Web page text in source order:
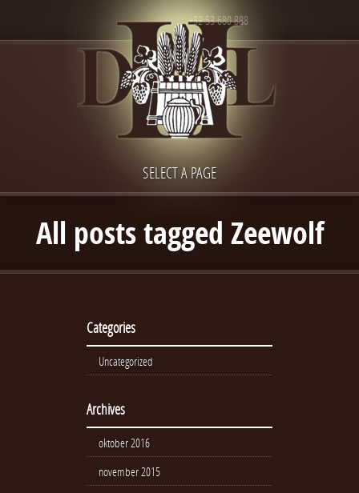
+32 53 680 888
SELECT A PAGE
All posts tagged Zeewolf
Categories
Uncategorized
Archives
oktober 2016
november 2015